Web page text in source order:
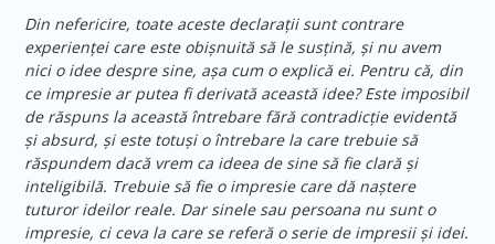
Din nefericire, toate aceste declarații sunt contrare
experienței care este obișnuită să le susțină, și nu avem
nici o idee despre sine, așa cum o explică ei. Pentru că, din
ce impresie ar putea fi derivată această idee? Este imposibil
de răspuns la această întrebare fără contradicție evidentă
și absurd, și este totuși o întrebare la care trebuie să
răspundem dacă vrem ca ideea de sine să fie clară și
inteligibilă. Trebuie să fie o impresie care dă naștere
tuturor ideilor reale. Dar sinele sau persoana nu sunt o
impresie, ci ceva la care se referă o serie de impresii și idei.